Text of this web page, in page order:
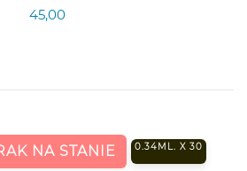
45,00
NA STANIE 0.34ML. X 30